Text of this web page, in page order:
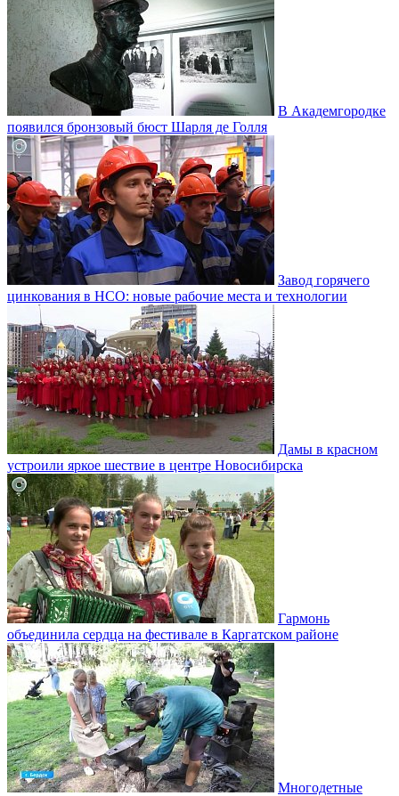
В Академгородке
появился бронзовый бюст Шарля де Голля
Завод горячего
цинкования в НСО: новые рабочие места и технологии
Дамы в красном
устроили яркое шествие в центре Новосибирска
Гармонь
объединила сердца на фестивале в Каргатском районе
Многодетные